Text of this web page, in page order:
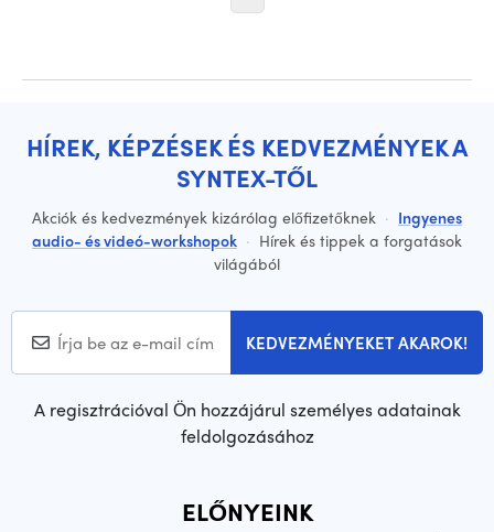
HÍREK, KÉPZÉSEK ÉS KEDVEZMÉNYEK A
SYNTEX-TŐL
Akciók és kedvezmények kizárólag előfizetőknek · Ingyenes
audio- és videó-workshopok · Hírek és tippek a forgatások
világából
KEDVEZMÉNYEKET AKAROK!
A regisztrációval Ön hozzájárul személyes adatainak
feldolgozásához
ELŐNYEINK